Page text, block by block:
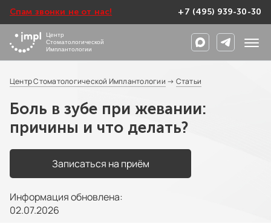
Спам звонки не от нас! +7 (495) 939-30-30
Центр
Стоматологической
Имплантологии
Центр Стоматологической Имплантологии → Статьи
Боль в зубе при жевании:
причины и что делать?
Записаться на приём
Информация обновлена:
02.07.2026